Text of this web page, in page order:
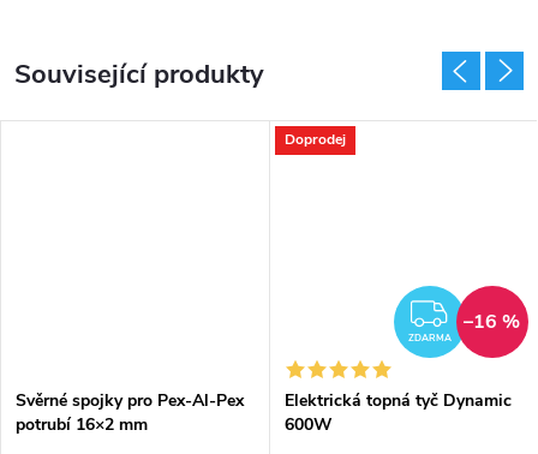
Související produkty
Svěrné spojky pro Pex-Al-Pex
potrubí 16×2 mm
Doprodej
ZDARMA
–16 %
Elektrická topná tyč Dynamic
600W